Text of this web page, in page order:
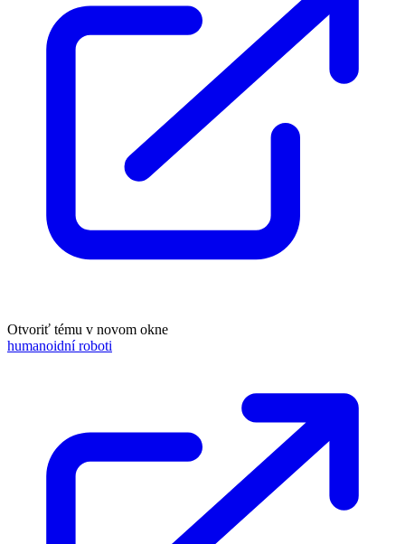
Otvoriť tému v novom okne
humanoidní roboti